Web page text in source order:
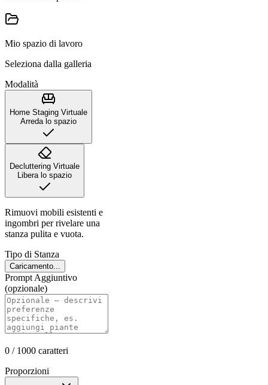
Mio spazio di lavoro
Seleziona dalla galleria
Modalità
Home Staging Virtuale
Arreda lo spazio
Decluttering Virtuale
Libera lo spazio
Rimuovi mobili esistenti e
ingombri per rivelare una
stanza pulita e vuota.
Tipo di Stanza
Caricamento...
Prompt Aggiuntivo
(opzionale)
0 / 1000 caratteri
Proporzioni